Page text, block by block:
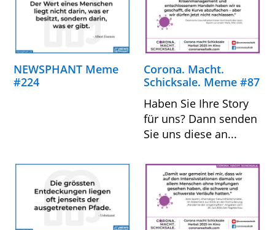
NEWSPHANT Meme
#224
Corona. Macht.
Schicksale. Meme #87
Haben Sie Ihre Story
für uns? Dann senden
Sie uns diese an...